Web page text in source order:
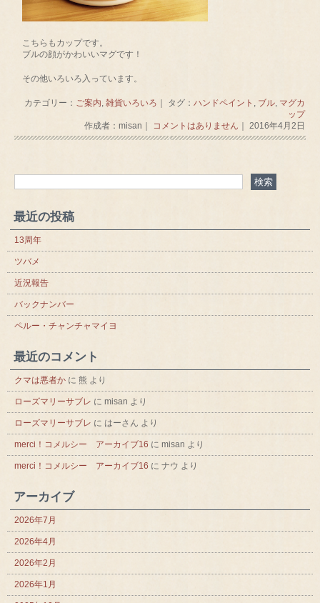
こちらもカップです。
ブルの顔がかわいいマグです！
その他いろいろ入っています。
カテゴリー： ご案内 雑貨いろいろ ｜ タグ： ハンドペイント ブル, マグカ
ップ
作成者：misan｜
コメントはありません ｜ 2016年4月2日
最近の投稿
13周年
ツバメ
近況報告
バックナンバー
ペルー・チャンチャマイヨ
最近のコメント
クマは悪者か に 熊 より
ローズマリーサブレ に misan より
ローズマリーサブレ に はーさん より
merci！コメルシー アーカイブ16 に misan より
merci！コメルシー アーカイブ16 に ナウ より
アーカイブ
2026年7月
2026年4月
2026年2月
2026年1月